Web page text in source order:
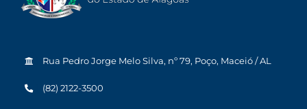
Rua Pedro Jorge Melo Silva, nº 79, Poço, Maceió / AL
(82) 2122-3500